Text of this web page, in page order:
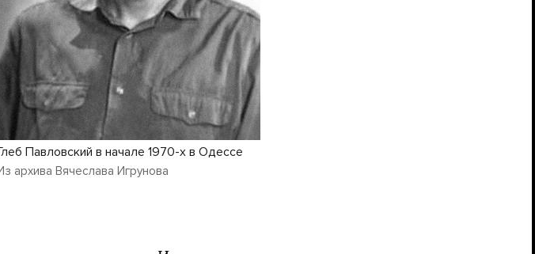
Павловский в начале 1970-х в Одессе
архива Вячеслава Игрунова